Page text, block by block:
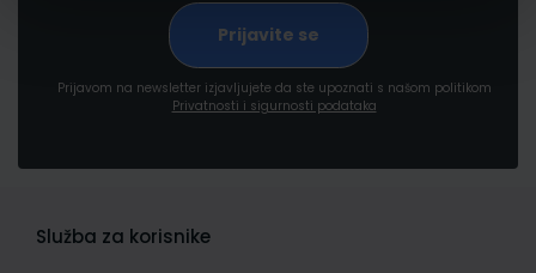
Prijavom na newsletter izjavljujete da ste upoznati s našom politikom
Privatnosti i sigurnosti podataka
Služba za korisnike